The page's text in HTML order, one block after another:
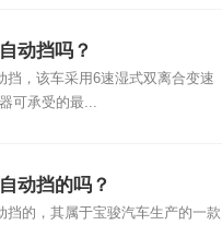
动挡吗？
挡，该车采用6速湿式双离合变速
可承受的最...
动挡的吗？
挡的，其属于宝骏汽车生产的一款